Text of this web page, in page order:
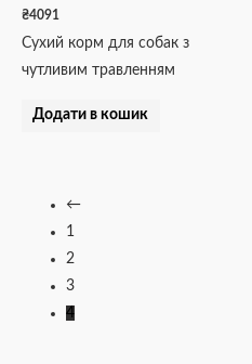
₴4091
Сухий корм для собак з
чутливим травленням
Додати в кошик
←
1
2
3
4